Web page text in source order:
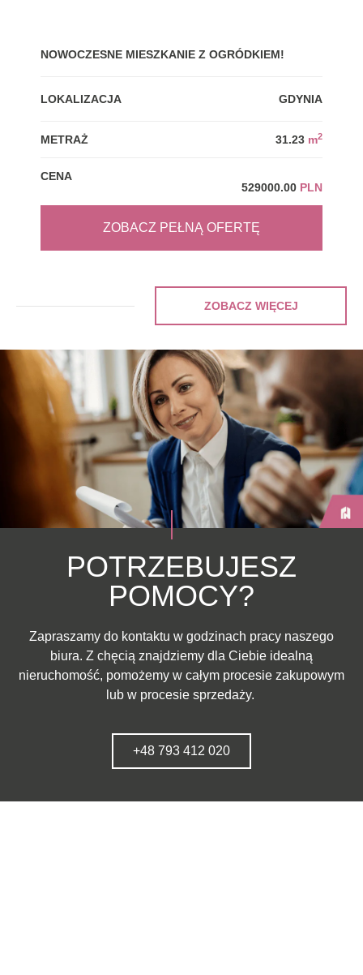
NOWOCZESNE MIESZKANIE Z OGRÓDKIEM!
LOKALIZACJA GDYNIA
METRAŻ 31.23 m2
CENA
529000.00 PLN
ZOBACZ PEŁNĄ OFERTĘ
ZOBACZ WIĘCEJ
POTRZEBUJESZ
POMOCY?
Zapraszamy do kontaktu w godzinach pracy naszego
biura. Z chęcią znajdziemy dla Ciebie idealną
nieruchomość, pomożemy w całym procesie zakupowym
lub w procesie sprzedaży.
+48 793 412 020